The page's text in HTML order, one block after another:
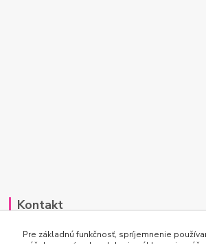
Kontakt
Po-Pi 7:00 - 15:30
Pre základnú funkčnosť, spríjemnenie